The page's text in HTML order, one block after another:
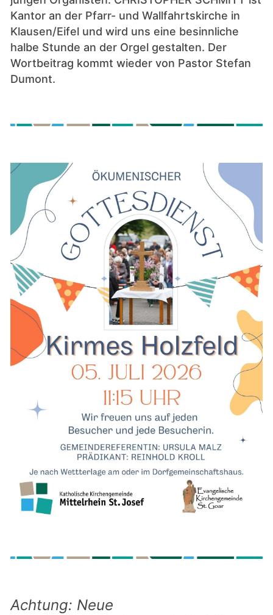
Kantor an der Pfarr- und Wallfahrtskirche in
Klausen/Eifel und wird uns eine besinnliche
halbe Stunde an der Orgel gestalten. Der
Wortbeitrag kommt wieder von Pastor Stefan
Dumont.
Achtung: Neue